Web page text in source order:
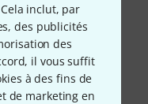
inclut, par
des publicités
des
il vous suffit
à des fins de
de marketing en